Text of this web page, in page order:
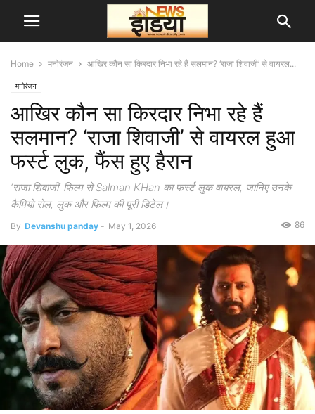
Home मनोरंजन आखिर कौन सा किरदार निभा रहे हैं सलमान? ‘राजा शिवाजी’ से वायरल...
मनोरंजन
आखिर कौन सा किरदार निभा रहे हैं
सलमान? ‘राजा शिवाजी’ से वायरल हुआ
फर्स्ट लुक, फैंस हुए हैरान
‘राजा शिवाजी’ फिल्म से Salman KHan का फर्स्ट लुक वायरल, जानिए उनके
कैमियो रोल, लुक और फिल्म की पूरी डिटेल।
By Devanshu panday - May 1, 2026 86